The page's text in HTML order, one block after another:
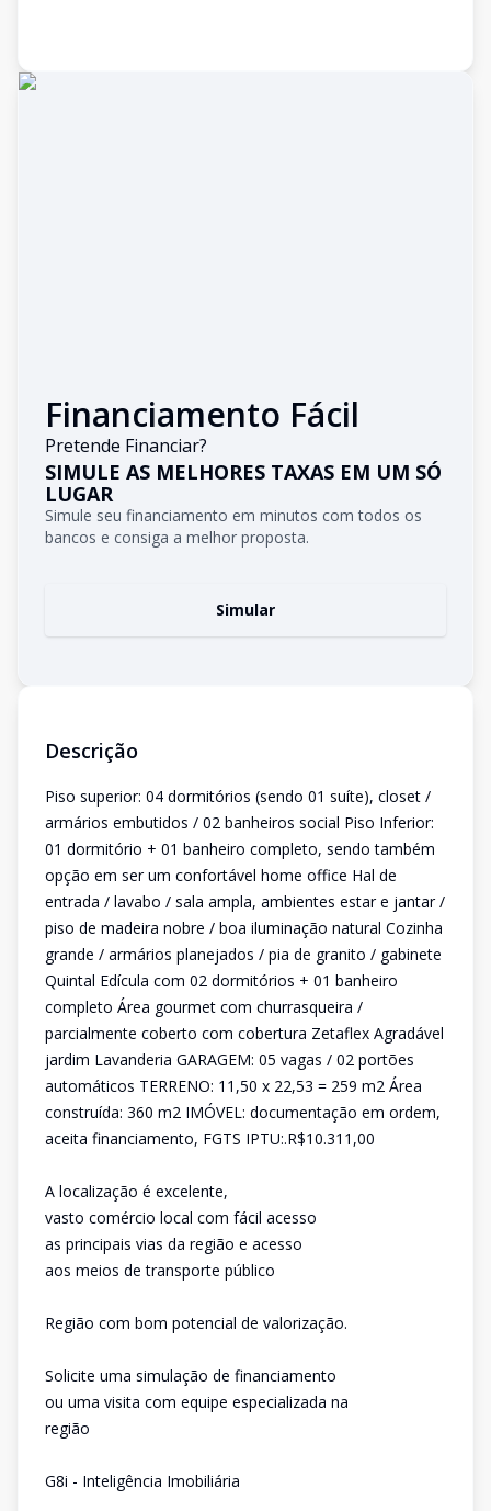
Financiamento Fácil
Pretende Financiar?
SIMULE AS MELHORES TAXAS EM UM SÓ
LUGAR
Simule seu financiamento em minutos com todos os
bancos e consiga a melhor proposta.
Simular
Descrição
Piso superior: 04 dormitórios (sendo 01 suíte), closet /
armários embutidos / 02 banheiros social Piso Inferior:
01 dormitório + 01 banheiro completo, sendo também
opção em ser um confortável home office Hal de
entrada / lavabo / sala ampla, ambientes estar e jantar /
piso de madeira nobre / boa iluminação natural Cozinha
grande / armários planejados / pia de granito / gabinete
Quintal Edícula com 02 dormitórios + 01 banheiro
completo Área gourmet com churrasqueira /
parcialmente coberto com cobertura Zetaflex Agradável
jardim Lavanderia GARAGEM: 05 vagas / 02 portões
automáticos TERRENO: 11,50 x 22,53 = 259 m2 Área
construída: 360 m2 IMÓVEL: documentação em ordem,
aceita financiamento, FGTS IPTU:.R$10.311,00
A localização é excelente,
vasto comércio local com fácil acesso
as principais vias da região e acesso
aos meios de transporte público
Região com bom potencial de valorização.
Solicite uma simulação de financiamento
ou uma visita com equipe especializada na
região
G8i - Inteligência Imobiliária